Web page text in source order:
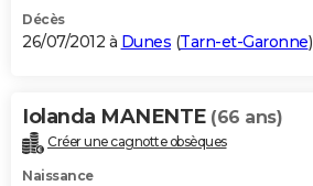
Décès
26/07/2012 à Dunes (Tarn-et-Garonne)
Iolanda MANENTE (66 ans)
Créer une cagnotte obsèques
Naissance